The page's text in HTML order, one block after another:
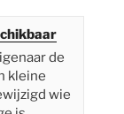
de
kleine
wie